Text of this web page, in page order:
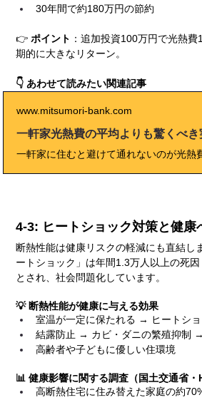
30年間で約180万円の節約
👉 ポイント ：追加投資100万円で光熱
期的に大きなリターン。
👇 あわせて読みたい関連記事
www.mitsumori-bank.com
一軒家光熱費の平均よりも驚くべき
4-3: ヒートショック対策と健康
断熱性能は健康リスクの軽減にも直結し
ートショック」は年間1.3万人以上の死因
とされ、社会問題化しています。
💡 断熱性能が健康に与える効果
室温が一定に保たれる → ヒートシ
結露防止 → カビ・ダニの繁殖抑制
高齢者や子どもに優しい住環境
📊 健康影響に関する調査（国土交通省・
高断熱住宅に住み替えた家庭の約